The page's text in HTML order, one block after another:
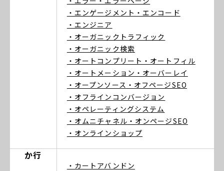
・エンゲージメント ・エンコード
・エンジニア
・オーガニックトラフィック
・オーガニック検索
・オートコンプリート ・オートフィル
・オートメーション ・オーバーレイ
・オープンソース ・オフページSEO
・オフラインコンバージョン
・オペレーティングシステム
・オムニチャネル ・オンページSEO
・オンラインショップ
か行
・カートアバンドン